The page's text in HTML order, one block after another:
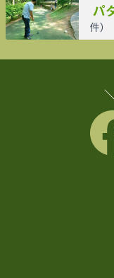
パ
件）